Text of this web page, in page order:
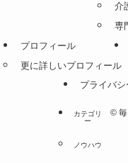
介
専
プロフィール
更に詳しいプロフィール
プライバ
©毎
カテゴリ
ー
ノウハウ